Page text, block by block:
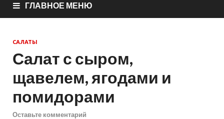
ГЛАВНОЕ МЕНЮ
САЛАТЫ
Салат с сыром,
щавелем, ягодами и
помидорами
Оставьте комментарий